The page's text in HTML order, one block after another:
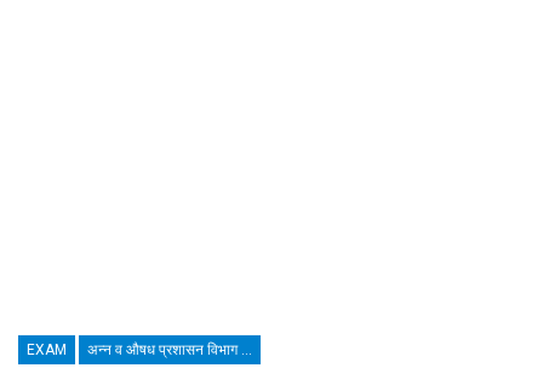
EXAM अन्न व औषध प्रशासन विभाग भरती